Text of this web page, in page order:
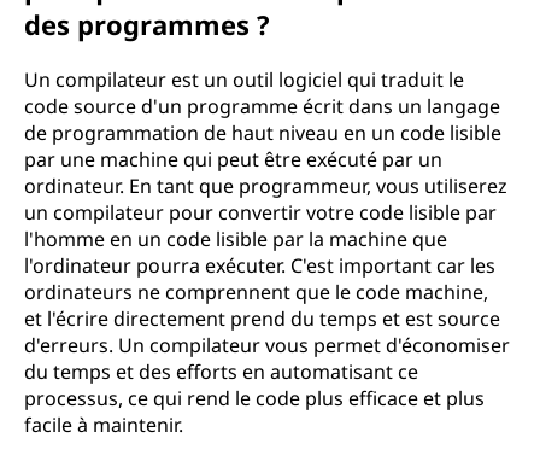
des programmes ?
Un compilateur est un outil logiciel qui traduit le
code source d'un programme écrit dans un langage
de programmation de haut niveau en un code lisible
par une machine qui peut être exécuté par un
ordinateur. En tant que programmeur, vous utiliserez
un compilateur pour convertir votre code lisible par
l'homme en un code lisible par la machine que
l'ordinateur pourra exécuter. C'est important car les
ordinateurs ne comprennent que le code machine,
et l'écrire directement prend du temps et est source
d'erreurs. Un compilateur vous permet d'économiser
du temps et des efforts en automatisant ce
processus, ce qui rend le code plus efficace et plus
facile à maintenir.